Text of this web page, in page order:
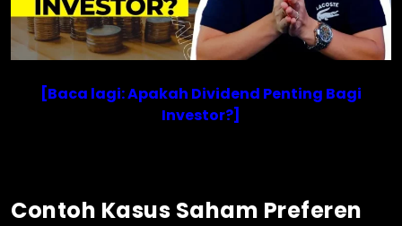
[Baca lagi: Apakah Dividend Penting Bagi
Investor?]
Contoh Kasus Saham Preferen